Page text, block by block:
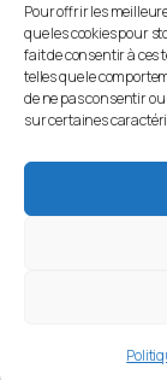
Pour offrir les
que les cookies pour
fait de consentir à ces
telles que le
de ne pas consentir
sur certaines